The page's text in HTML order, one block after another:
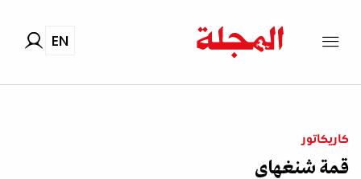
EN
كاريكاتور
قمة شنغهاي